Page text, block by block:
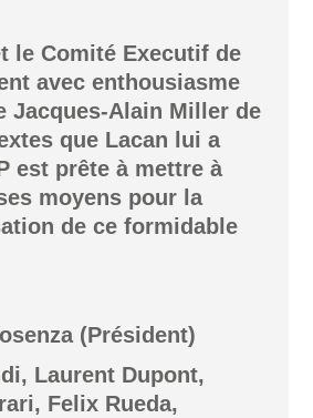
le Comité Executif de
avec enthousiasme
Jacques-Alain Miller de
que Lacan lui a
est prête à mettre à
moyens pour la
de ce formidable
(Président)
Laurent Dupont,
Felix Rueda,